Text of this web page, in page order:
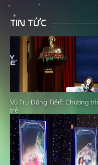
TIN TỨC
Vũ Trụ Đồng Tiền: Chương
trẻ